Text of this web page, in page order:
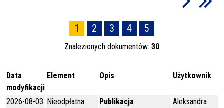
1 2 3 4 5
Znalezionych dokumentów: 30
Data
modyfikacji
Element Opis Użytkownik
2026-08-03 Nieodpłatna
Publikacja
Aleksandra